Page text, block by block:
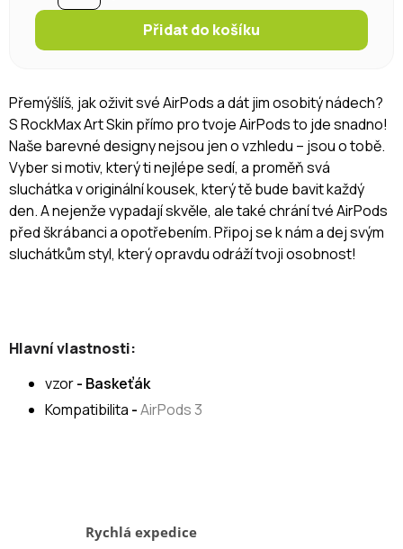
Přidat do košíku
Přemýšlíš, jak oživit své AirPods a dát jim osobitý nádech?
S RockMax Art Skin přímo pro tvoje AirPods to jde snadno!
Naše barevné designy nejsou jen o vzhledu – jsou o tobě.
Vyber si motiv, který ti nejlépe sedí, a proměň svá
sluchátka v originální kousek, který tě bude bavit každý
den. A nejenže vypadají skvěle, ale také chrání tvé AirPods
před škrábanci a opotřebením. Připoj se k nám a dej svým
sluchátkům styl, který opravdu odráží tvoji osobnost!
Hlavní vlastnosti:
vzor- Baskeťák
Kompatibilita -AirPods 3
Rychlá expedice